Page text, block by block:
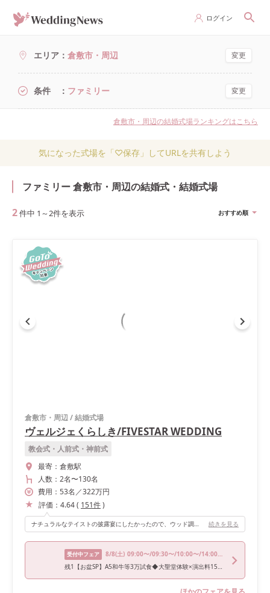
ログイン
エリア 倉敷市・周辺 変更
条件 ファミリー 変更
倉敷市・周辺の結婚式場ランキングはこちら
気になった式場を「♡保存」してURLを共有しよう
ファミリー 倉敷市・周辺の結婚式・結婚式場
2件中 1 ～ 2件を表示 おすすめ順
倉敷市・周辺/結婚式場
ヴェルジェくらしき/FIVESTAR WEDDING
教会式・人前式・神前式
最寄： 倉敷駅
人数： 2名〜130名
費用： 53名 ／322万円
評価： 4.64( 151件)
ナチュラルなテイストの披露宴にしたかったので、ウッド調の会場が私のイメージにピッタリでした！ 続きを見る
受付中フェア 8/8(土) 09:00〜/09:30〜/10:00〜/14:00〜/15:00〜
残1【お盆SP】A5和牛等3万試食◆大聖堂体験×演出料15万円優待